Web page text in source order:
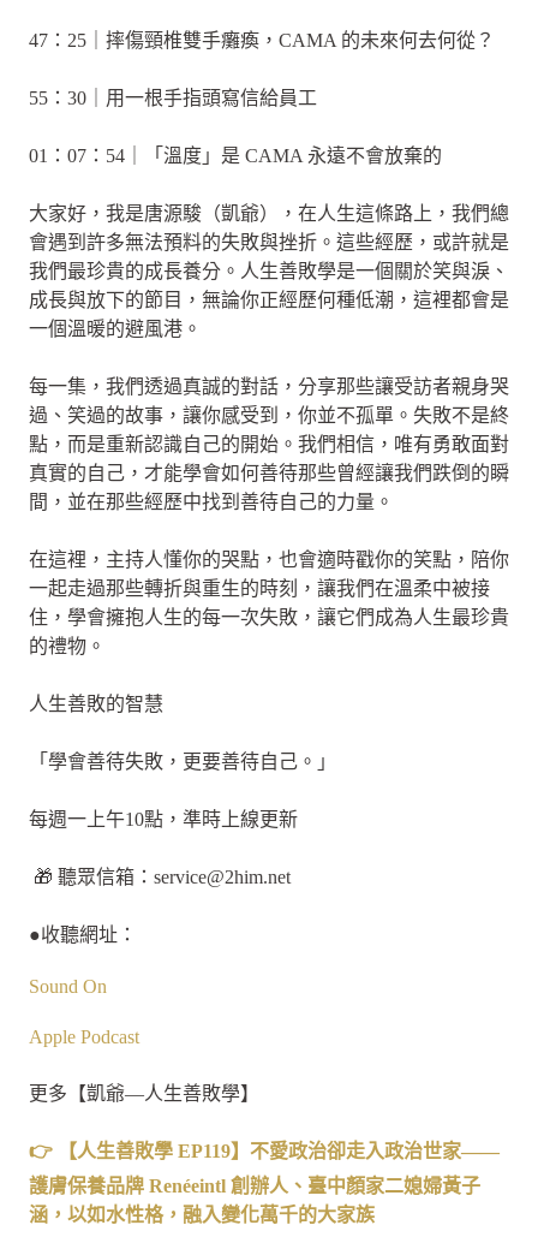
47：25｜摔傷頸椎雙手癱瘓，CAMA 的未來何去何從？
55：30｜用一根手指頭寫信給員工
01：07：54｜「溫度」是 CAMA 永遠不會放棄的
大家好，我是唐源駿（凱爺），在人生這條路上，我們總
會遇到許多無法預料的失敗與挫折。這些經歷，或許就是
我們最珍貴的成長養分。人生善敗學是一個關於笑與淚、
成長與放下的節目，無論你正經歷何種低潮，這裡都會是
一個溫暖的避風港。
每一集，我們透過真誠的對話，分享那些讓受訪者親身哭
過、笑過的故事，讓你感受到，你並不孤單。失敗不是終
點，而是重新認識自己的開始。我們相信，唯有勇敢面對
真實的自己，才能學會如何善待那些曾經讓我們跌倒的瞬
間，並在那些經歷中找到善待自己的力量。
在這裡，主持人懂你的哭點，也會適時戳你的笑點，陪你
一起走過那些轉折與重生的時刻，讓我們在溫柔中被接
住，學會擁抱人生的每一次失敗，讓它們成為人生最珍貴
的禮物。
人生善敗的智慧
「學會善待失敗，更要善待自己。」
每週一上午10點，準時上線更新
🎁 聽眾信箱： service@2him.net
●收聽網址：
Sound On
Apple Podcast
更多【凱爺—人生善敗學】
👉 【人生善敗學 EP119】不愛政治卻走入政治世家——
護膚保養品牌 Renéeintl 創辦人、臺中顏家二媳婦黃子
涵，以如水性格，融入變化萬千的大家族